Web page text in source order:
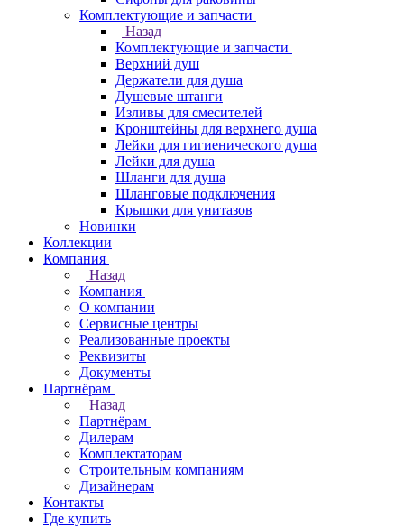
Комплектующие и запчасти
Назад
Комплектующие и запчасти
Верхний душ
Держатели для душа
Душевые штанги
Изливы для смесителей
Кронштейны для верхнего душа
Лейки для гигиенического душа
Лейки для душа
Шланги для душа
Шланговые подключения
Крышки для унитазов
Новинки
Коллекции
Компания
Назад
Компания
О компании
Сервисные центры
Реализованные проекты
Реквизиты
Документы
Партнёрам
Назад
Партнёрам
Дилерам
Комплектаторам
Строительным компаниям
Дизайнерам
Контакты
Где купить